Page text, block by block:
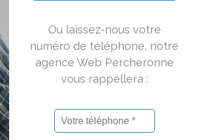
Ou laissez-nous votre
numéro de téléphone, notre
agence Web Percheronne
vous rappellera :